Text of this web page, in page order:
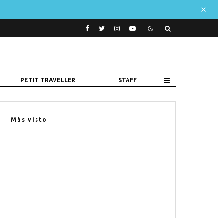
PETIT TRAVELLER STAFF
Más visto